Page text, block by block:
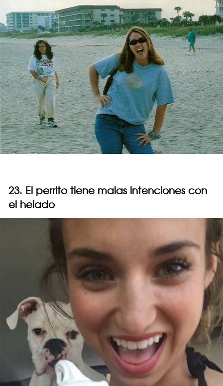
23. El perrito tiene malas intenciones con
el helado